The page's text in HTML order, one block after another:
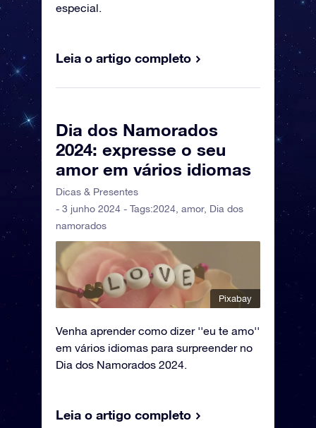
especial.
Leia o artigo completo
Dia dos Namorados
2024: expresse o seu
amor em vários idiomas
Dicas & Presentes
- 3 junho 2024 - Tags:2024 amor, Dia dos
namorados
Pixabay
Venha aprender como dizer ''eu te amo''
em vários idiomas para surpreender no
Dia dos Namorados 2024.
Leia o artigo completo